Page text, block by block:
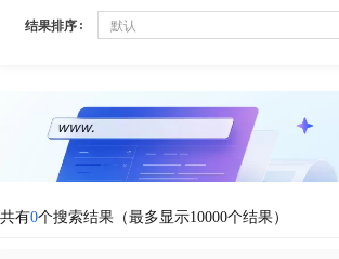
结果排序 默认
共有0个搜索结果（最多显示10000个结果）